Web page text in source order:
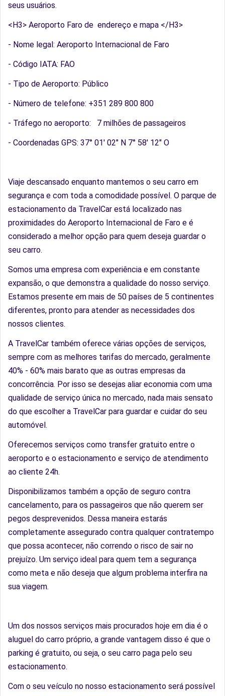
seus usuários.
<H3> Aeroporto Faro de endereço e mapa </H3>
- Nome legal: Aeroporto Internacional de Faro
- Código IATA: FAO
- Tipo de Aeroporto: Público
- Número de telefone: +351 289 800 800
- Tráfego no aeroporto: 7 milhões de passageiros
- Coordenadas GPS: 37° 01' 02" N 7° 58' 12" O
Viaje descansado enquanto mantemos o seu carro em
segurança e com toda a comodidade possível. O parque de
estacionamento da TravelCar está localizado nas
proximidades do Aeroporto Internacional de Faro e é
considerado a melhor opção para quem deseja guardar o
seu carro.
Somos uma empresa com experiência e em constante
expansão, o que demonstra a qualidade do nosso serviço.
Estamos presente em mais de 50 países de 5 continentes
diferentes, pronto para atender as necessidades dos
nossos clientes.
A TravelCar também oferece várias opções de serviços,
sempre com as melhores tarifas do mercado, geralmente
40% - 60% mais barato que as outras empresas da
concorrência. Por isso se desejas aliar economia com uma
qualidade de serviço única no mercado, nada mais sensato
do que escolher a TravelCar para guardar e cuidar do seu
automóvel.
Oferecemos serviços como transfer gratuito entre o
aeroporto e o estacionamento e serviço de atendimento
ao cliente 24h.
Disponibilizamos também a opção de seguro contra
cancelamento, para os passageiros que não querem ser
pegos desprevenidos. Dessa maneira estarás
completamente assegurado contra qualquer contratempo
que possa acontecer, não correndo o risco de sair no
prejuízo. Um serviço ideal para quem tem a segurança
como meta e não deseja que algum problema interfira na
sua viagem.
Um dos nossos serviços mais procurados hoje em dia é o
aluguel do carro próprio, a grande vantagem disso é que o
parking é gratuito, ou seja, o seu carro paga pelo seu
estacionamento.
Com o seu veículo no nosso estacionamento será possível